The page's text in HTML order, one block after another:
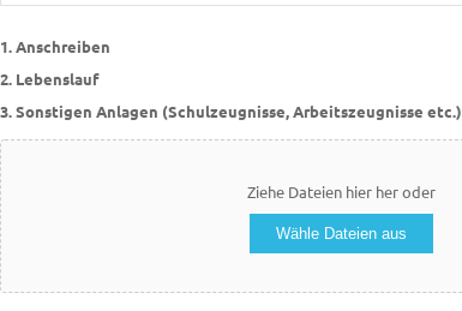
1. Anschreiben
2. Lebenslauf
3. Sonstigen Anlagen (Schulzeugnisse, Arbeitszeugnisse etc.)
Datei
Ziehe Dateien hier her oder
Wähle Dateien aus